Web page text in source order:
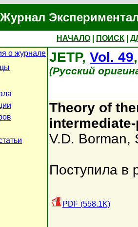
Журнал
НАЧАЛО ПОИСК
о журнале JETP, Vol. 49
(Русский
Theory of
V.D. Borman,
Поступила в
PDF (558.1K)